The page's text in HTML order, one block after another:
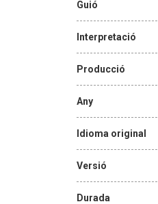
Guió
Interpretació
Producció
Any
Idioma original
Versió
Durada